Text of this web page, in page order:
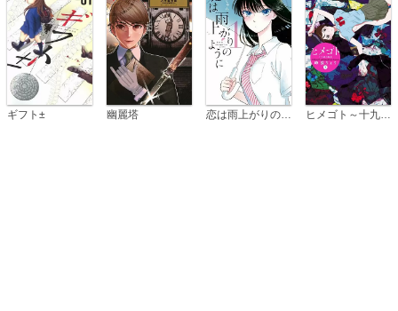
ギフト± 幽麗塔 ヒメゴト～十九歳の制服～